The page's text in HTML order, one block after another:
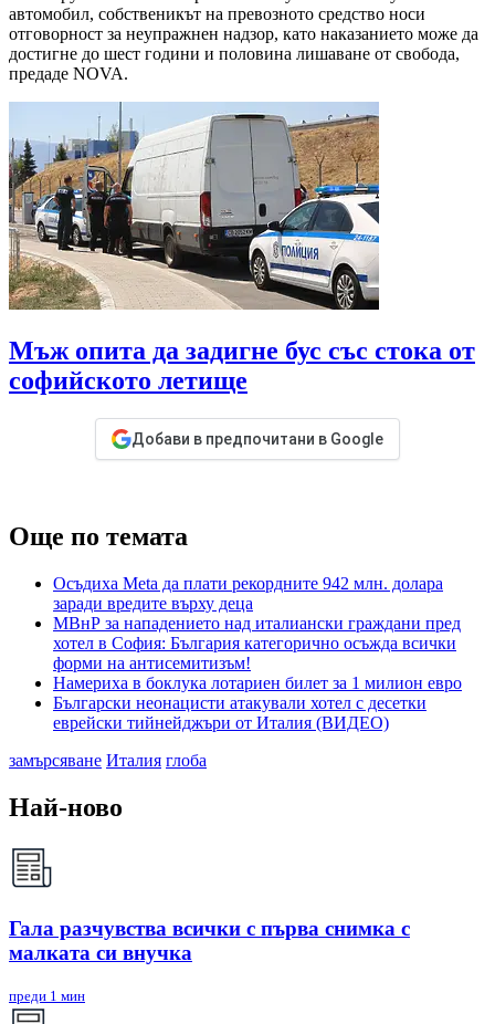
автомобил, собственикът на превозното средство носи
отговорност за неупражнен надзор, като наказанието може да
достигне до шест години и половина лишаване от свобода,
предаде NOVA.
Мъж опита да задигне бус със стока от
софийското летище
Добави в предпочитани в Google
Още по темата
Осъдиха Meta да плати рекордните 942 млн. долара
заради вредите върху деца
МВнР за нападението над италиански граждани пред
хотел в София: България категорично осъжда всички
форми на антисемитизъм!
Намериха в боклука лотариен билет за 1 милион евро
Български неонацисти атакували хотел с десетки
еврейски тийнейджъри от Италия (ВИДЕО)
замърсяване Италия глоба
Най-ново
Гала разчувства всички с първа снимка с
малката си внучка
преди 1 мин